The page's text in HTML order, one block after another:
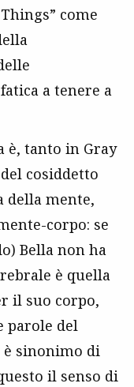
come
a tenere a
è, tanto in Gray
cosiddetto
della mente,
corpo: se
Bella non ha
è quella
il suo corpo,
parole del
è sinonimo di
il senso di